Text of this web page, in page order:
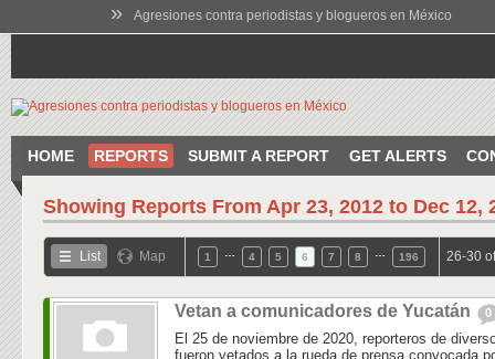
» Agresiones contra periodistas y blogueros en México
HOME REPORTS SUBMIT A REPORT GET ALERTS
Showing Reports From Apr 23, 2012 to Dec 12,
List Map 1 4 5 6 7 8 196 26-30
Vetan a comunicadores de Yucatán 0
El 25 de noviembre de 2020, reporteros de
fueron vetados a la rueda de prensa convocada